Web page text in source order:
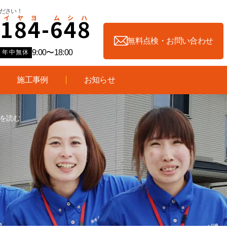
さい！
184-648
年中無休 9:00〜18:00
無料点検・お問い合わせ
施工事例 お知らせ
読む